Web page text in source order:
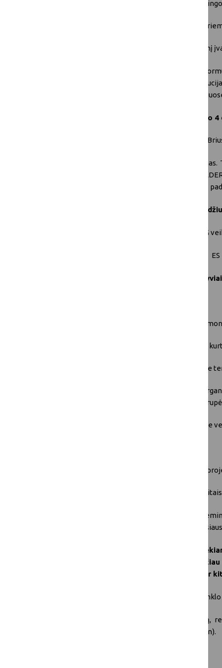
Dalytis pavyzdžiais, iliustruojančiais
Įvertinti dabartinių BŽŪP intervencinių
Nustatyti galimybes didinti BŽŪP vaidmenį
Teminę grupę sudarys nedidelė (apie 40)
ūkių konsultantus, vadovaujančiąsias
subjektus. Dalyviai įsipareigos dalyvauti
m. vasario 4
ne
Dalyvavimas šiuose posėdžiuose
ūkininkams, ūkininkų organizacijoms,
universitetams. Visi kiti TG nariai turės patys
Posėdžiai vyks anglų kalba be vertimo
Išreikšti savo susidomėjimą dalyvauti šios TG
Patirtis ir (arba) žinios, susijusios su ūkio
Gebėjimas ir noras veiksmingai dalyvauti,
Tvirtas įsipareigojimas dalyvauti dviejuose
Atstovauti ūkio įmonėms, ūkio verslo
nacionaliniams tinklams, vietos veiklos
Gebėjimas aiškiai bendrauti anglų kalba be
Įsipareigojimas vykdant TG veiklą dalytis
Įsipareigojimas dalytis TG rezultatais su
Atkreipkite dėmesį į tai, kad atrinkdamas
valstybių narių, sektorių ir temų bei lyčių
Kadangi vietų skaičius yra ribotas ir
aplinkybių atveju TG nariai turi kuo
lemti pašalinimą iš būsimų teminių grupių ir
Jei turite klausimų, susisiekite su ES BŽŪP
Norėdami sekti šios teminės grupės darbą,
socialiniuose tinkluose (#FarmDiversification).